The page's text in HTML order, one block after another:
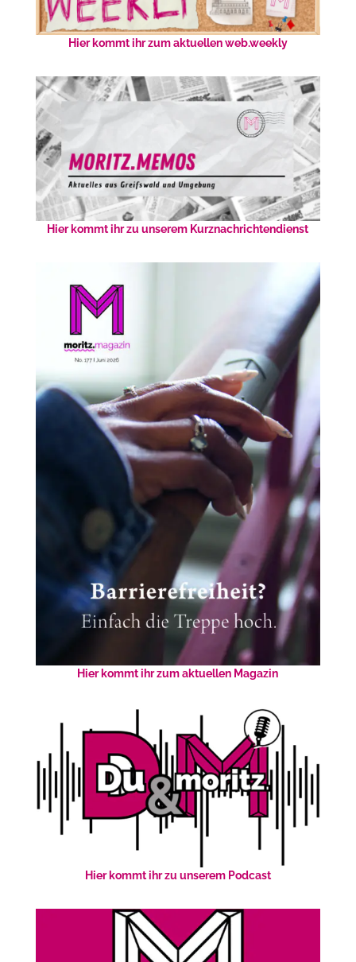
Hier kommt ihr zum aktuellen web.weekly
Hier kommt ihr zu unserem Kurznachrichtendienst
Hier kommt ihr zum aktuellen Magazin
Hier kommt ihr zu unserem Podcast